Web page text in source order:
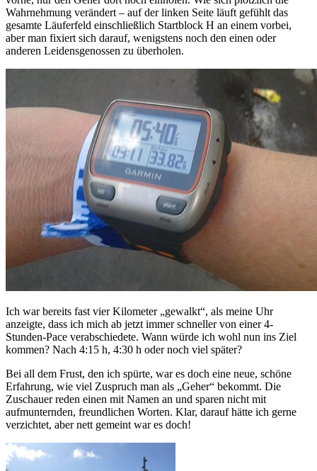
Wahrnehmung verändert – auf der linken Seite läuft gefühlt das
gesamte Läuferfeld einschließlich Startblock H an einem vorbei,
aber man fixiert sich darauf, wenigstens noch den einen oder
anderen Leidensgenossen zu überholen.
Ich war bereits fast vier Kilometer „gewalkt“, als meine Uhr
anzeigte, dass ich mich ab jetzt immer schneller von einer 4-
Stunden-Pace verabschiedete. Wann würde ich wohl nun ins Ziel
kommen? Nach 4:15 h, 4:30 h oder noch viel später?
Bei all dem Frust, den ich spürte, war es doch eine neue, schöne
Erfahrung, wie viel Zuspruch man als „Geher“ bekommt. Die
Zuschauer reden einen mit Namen an und sparen nicht mit
aufmunternden, freundlichen Worten. Klar, darauf hätte ich gerne
verzichtet, aber nett gemeint war es doch!